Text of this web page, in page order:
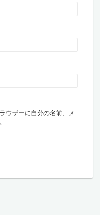
ウザーに自分の名前、メ